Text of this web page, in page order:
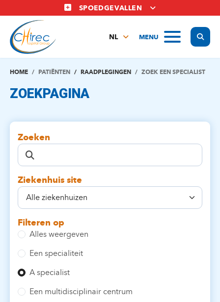
en
naar
inhoud
gaan
SPOEDGEVALLEN
MENU
NL
EN
HOME PATIËNTEN RAADPLEGINGEN ZOEK EEN SPECIALIST
ZOEKPAGINA
Zoeken
Ziekenhuis site
Filteren op
Alles weergeven
Een specialiteit
A specialist
Een multidisciplinair centrum